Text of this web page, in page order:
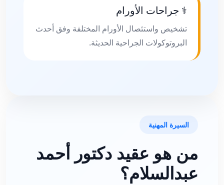
⚕️ جراحات الأورام
تشخيص واستئصال الأورام المختلفة وفق أحدث
البروتوكولات الجراحية الحديثة.
السيرة المهنية
من هو عقيد دكتور أحمد
عبدالسلام؟